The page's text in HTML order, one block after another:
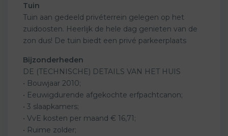
Tuin
Tuin aan gedeeld privéterrein gelegen op het
zuidoosten. Heerlijk de hele dag genieten van de
zon dus! De tuin biedt een privé parkeerplaats
Bijzonderheden
DE (TECHNISCHE) DETAILS VAN HET HUIS
• Bouwjaar 2010;
• Eeuwigdurende afgekochte erfpachtcanon;
• 3 slaapkamers;
• VvE kosten per maand € 16,71;
• Ruime zolder;